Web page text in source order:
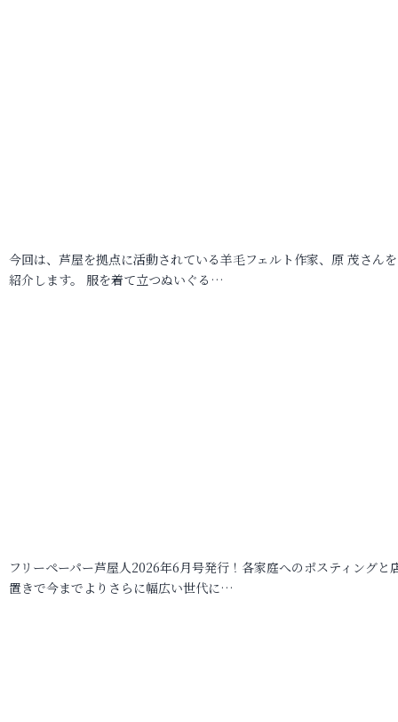
今回は、芦屋を拠点に活動されている羊毛フェルト作家、原 茂さん
紹介します。 服を着て立つぬいぐる…
フリーペーパー芦屋人2026年6月号発行！各家庭へのポスティングと
置きで今までよりさらに幅広い世代に…